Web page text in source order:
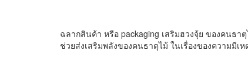
ฉลากสินค้า หรือ packaging เสริมฮวงจุ้ย ของคนธ
ช่วยส่งเสริมพลังของคนธาตุไม้ ในเรื่องของความมีเ